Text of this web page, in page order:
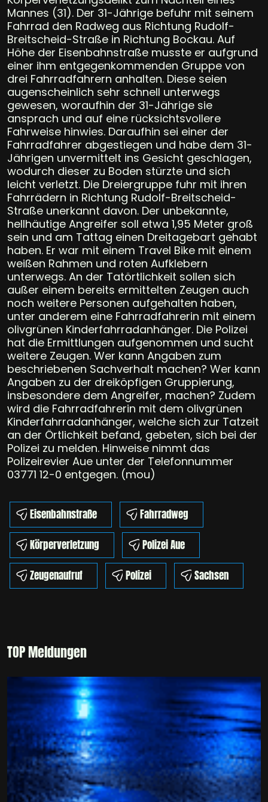
Mannes (31). Der 31-Jährige befuhr mit seinem
Fahrrad den Radweg aus Richtung Rudolf-
Breitscheid-Straße in Richtung Bockau. Auf
Höhe der Eisenbahnstraße musste er aufgrund
einer ihm entgegenkommenden Gruppe von
drei Fahrradfahrern anhalten. Diese seien
augenscheinlich sehr schnell unterwegs
gewesen, woraufhin der 31-Jährige sie
ansprach und auf eine rücksichtsvollere
Fahrweise hinwies. Daraufhin sei einer der
Fahrradfahrer abgestiegen und habe dem 31-
Jährigen unvermittelt ins Gesicht geschlagen,
wodurch dieser zu Boden stürzte und sich
leicht verletzt. Die Dreiergruppe fuhr mit ihren
Fahrrädern in Richtung Rudolf-Breitscheid-
Straße unerkannt davon. Der unbekannte,
hellhäutige Angreifer soll etwa 1,95 Meter groß
sein und am Tattag einen Dreitagebart gehabt
haben. Er war mit einem Travel Bike mit einem
weißen Rahmen und roten Aufklebern
unterwegs. An der Tatörtlichkeit sollen sich
außer einem bereits ermittelten Zeugen auch
noch weitere Personen aufgehalten haben,
unter anderem eine Fahrradfahrerin mit einem
olivgrünen Kinderfahrradanhänger. Die Polizei
hat die Ermittlungen aufgenommen und sucht
weitere Zeugen. Wer kann Angaben zum
beschriebenen Sachverhalt machen? Wer kann
Angaben zu der dreiköpfigen Gruppierung,
insbesondere dem Angreifer, machen? Zudem
wird die Fahrradfahrerin mit dem olivgrünen
Kinderfahrradanhänger, welche sich zur Tatzeit
an der Örtlichkeit befand, gebeten, sich bei der
Polizei zu melden. Hinweise nimmt das
Polizeirevier Aue unter der Telefonnummer
03771 12-0 entgegen. (mou)
Eisenbahnstraße
Fahrradweg
Körperverletzung
Polizei Aue
Zeugenaufruf
Polizei Sachsen
TOP Meldungen